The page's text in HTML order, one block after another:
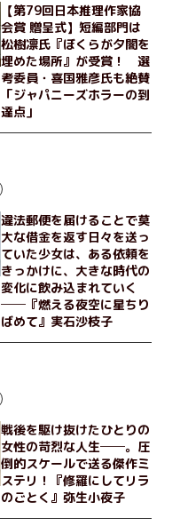
【第79回日本推理作家協
会賞 贈呈式】短編部門は
松樹凛氏『ぼくらが夕闇を
埋めた場所』が受賞！ 選
考委員・喜国雅彦氏も絶賛
「ジャパニーズホラーの到
達点」
違法郵便を届けることで莫
大な借金を返す日々を送っ
ていた少女は、ある依頼を
きっかけに、大きな時代の
変化に飲み込まれていく
──『燃える夜空に星ちり
ばめて』実石沙枝子
戦後を駆け抜けたひとりの
女性の苛烈な人生──。圧
倒的スケールで送る傑作ミ
ステリ！『修羅にしてリラ
のごとく』弥生小夜子